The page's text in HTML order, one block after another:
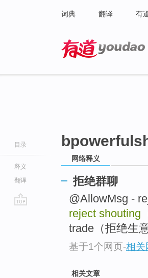
词典 翻译 有
目录
释义
翻译
网络释义
拒绝群聊
@AllowMsg -
reject shouting
trade（拒绝生
基于1个网页-相关
相关文章